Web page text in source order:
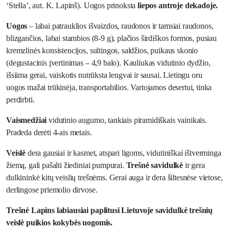
‘Stella’, aut. K. Lapinš). Uogos prinokstaliepos antroje dekadoje.
Uogos – labai patrauklios išvaizdos, raudonos ir tamsiai raudonos,
blizgančios, labai stambios (8-9 g), plačios širdiškos formos, pusiau
kremzlinės konsistencijos, sultingos, saldžios, puikaus skonio
(degustacinis įvertinimas – 4,9 balo). Kauliukas vidutinio dydžio,
išsiima gerai, vaiskotis nutrūksta lengvai ir sausai. Lietingu oru
uogos mažai trūkinėja, transportabilios. Vartojamos desertui, tinka
perdirbti.
Vaismedžiai vidutinio augumo, tankiais piramidiškais vainikais.
Pradeda derėti 4-ais metais.
Veislė dera gausiai ir kasmet, atspari ligoms, vidutiniškai ištverminga
žiemą, gali pašalti žiediniai pumpurai. Trešnė savidulkė ir gera
dulkininkė kitų veislių trešnėms. Gerai auga ir dera šiltesnėse vietose,
derlingose priemolio dirvose.
Trešnė Lapins labiausiai paplitusi Lietuvoje savidulkė trešnių
veislė puikios kokybės uogomis.